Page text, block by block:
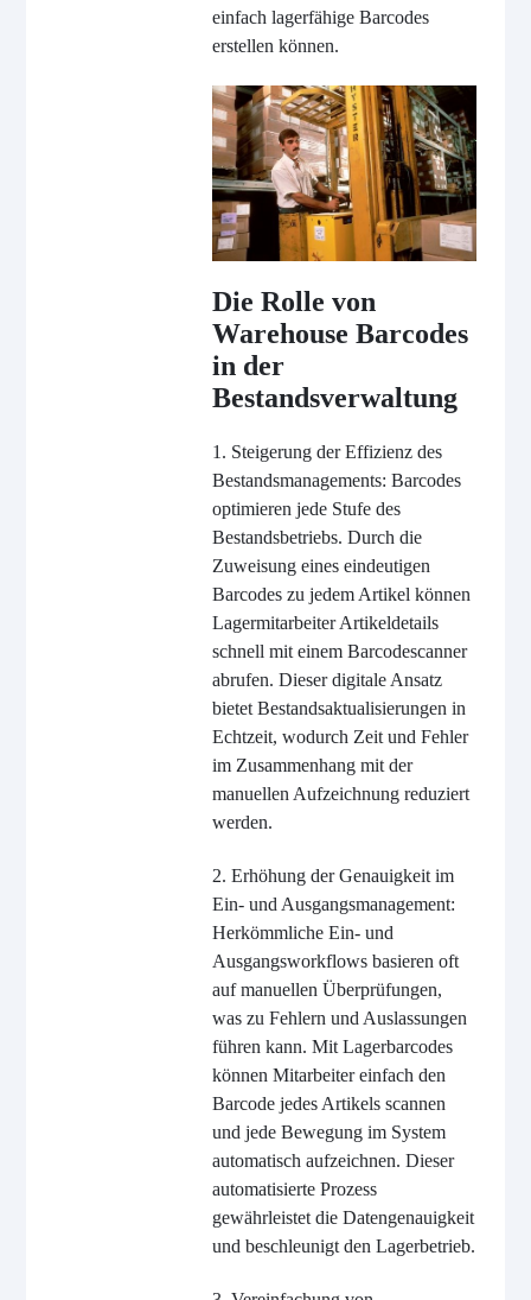
einfach lagerfähige Barcodes
erstellen können.
Die Rolle von
Warehouse Barcodes
in der
Bestandsverwaltung
1. Steigerung der Effizienz des
Bestandsmanagements: Barcodes
optimieren jede Stufe des
Bestandsbetriebs. Durch die
Zuweisung eines eindeutigen
Barcodes zu jedem Artikel können
Lagermitarbeiter Artikeldetails
schnell mit einem Barcodescanner
abrufen. Dieser digitale Ansatz
bietet Bestandsaktualisierungen in
Echtzeit, wodurch Zeit und Fehler
im Zusammenhang mit der
manuellen Aufzeichnung reduziert
werden.
2. Erhöhung der Genauigkeit im
Ein- und Ausgangsmanagement:
Herkömmliche Ein- und
Ausgangsworkflows basieren oft
auf manuellen Überprüfungen,
was zu Fehlern und Auslassungen
führen kann. Mit Lagerbarcodes
können Mitarbeiter einfach den
Barcode jedes Artikels scannen
und jede Bewegung im System
automatisch aufzeichnen. Dieser
automatisierte Prozess
gewährleistet die Datengenauigkeit
und beschleunigt den Lagerbetrieb.